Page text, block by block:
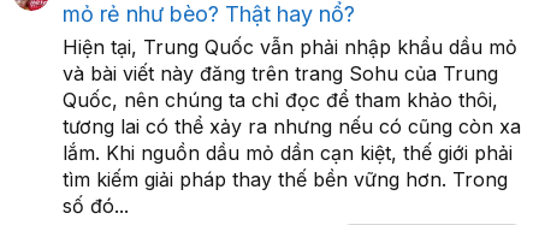
mỏ rẻ như bèo? Thật hay nổ?
Hiện tại, Trung Quốc vẫn phải nhập khẩu dầu mỏ
và bài viết này đăng trên trang Sohu của Trung
Quốc, nên chúng ta chỉ đọc để tham khảo thôi,
tương lai có thể xảy ra nhưng nếu có cũng còn xa
lắm. Khi nguồn dầu mỏ dần cạn kiệt, thế giới phải
tìm kiếm giải pháp thay thế bền vững hơn. Trong
số đó...